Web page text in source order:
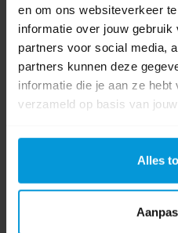
en om ons websiteverkeer
informatie over jouw
partners voor social media,
partners kunnen deze
informatie die je aan ze
verzameld op basis van
Alles
Suma
Bestanden
Veiligheidsinfomatieblad
0